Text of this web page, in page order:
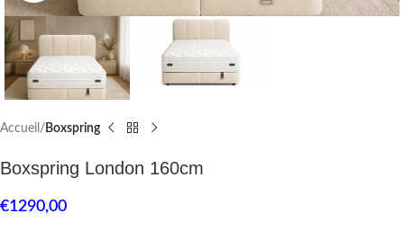
Accueil Boxspring
Boxspring London 160cm
€1290,00